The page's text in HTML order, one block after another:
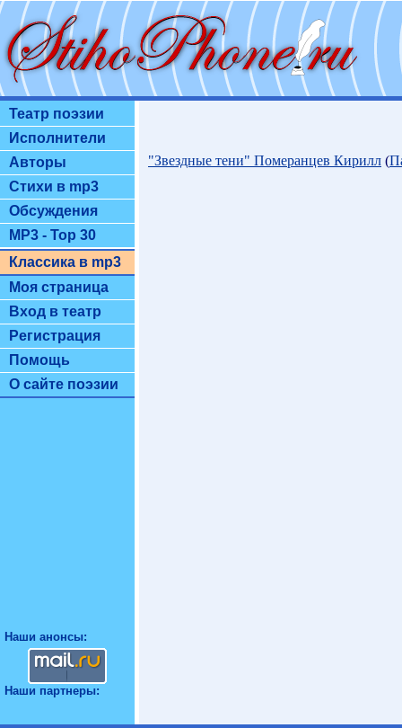
Театр поэзии
Исполнители
Авторы
Стихи в mp3
Обсуждения
MP3 - Top 30
Классика в mp3
Моя страница
Вход в театр
Регистрация
Помощь
О сайте поэзии
Наши анонсы:
Наши партнеры:
"Звездные тени" Померанцев Кирилл (